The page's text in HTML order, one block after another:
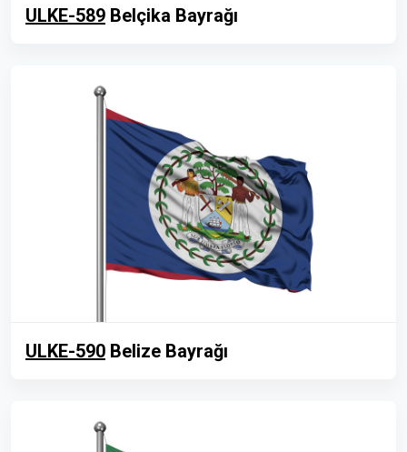
ULKE-589 Belçika Bayrağı
ULKE-590 Belize Bayrağı